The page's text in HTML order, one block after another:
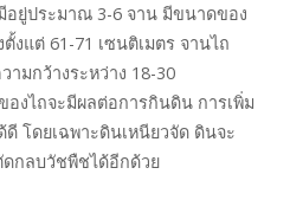
อยู่ประมาณ 3-6 จาน มีขนาดของ
งแต่ 61-71 เซนติเมตร จานไถ
มกว้างระหว่าง 18-30
องไถจะมีผลต่อการกินดิน การเพิ่ม
โดยเฉพาะดินเหนียวจัด ดินจะ
ดกลบวัชพืชได้อีกด้วย